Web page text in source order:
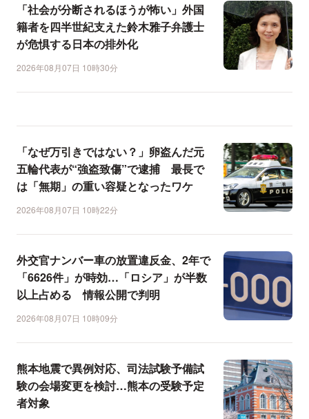
「社会が分断されるほうが怖い」外国
籍者を四半世紀支えた鈴木雅子弁護士
が危惧する日本の排外化
2026年08月07日 10時30分
「なぜ万引きではない？」卵盗んだ元
五輪代表が“強盗致傷”で逮捕 最長で
は「無期」の重い容疑となったワケ
2026年08月07日 10時22分
外交官ナンバー車の放置違反金、2年で
「6626件」が時効…「ロシア」が半数
以上占める 情報公開で判明
2026年08月07日 10時09分
熊本地震で異例対応、司法試験予備試
験の会場変更を検討…熊本の受験予定
者対象